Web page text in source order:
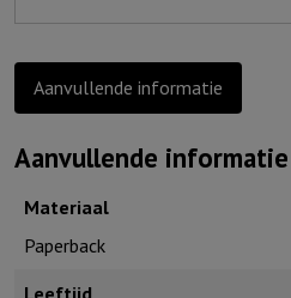
Aanvullende informatie
Aanvullende informatie
Materiaal
Paperback
Leeftijd